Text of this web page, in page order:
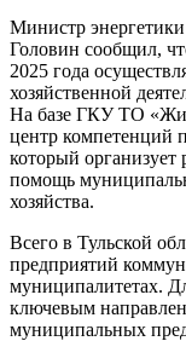
Министр
Головин сообщил,
2025 года
хозяйственной
На базе ГКУ ТО
центр компетенций
который организует
помощь
хозяйства.
Всего в Тульской
предприятий
муниципалитетах.
ключевым
муниципальных